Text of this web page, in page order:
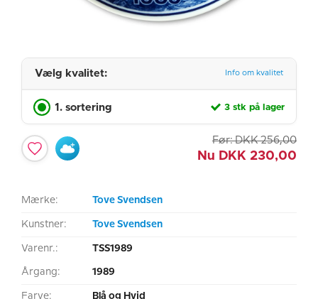
Vælg kvalitet: Info om kvalitet
1. sortering 3 stk på lager
Før: DKK 256,00
Nu DKK 230,00
Mærke: Tove Svendsen
Kunstner: Tove Svendsen
Varenr.: TSS1989
Årgang: 1989
Farve: Blå og Hvid